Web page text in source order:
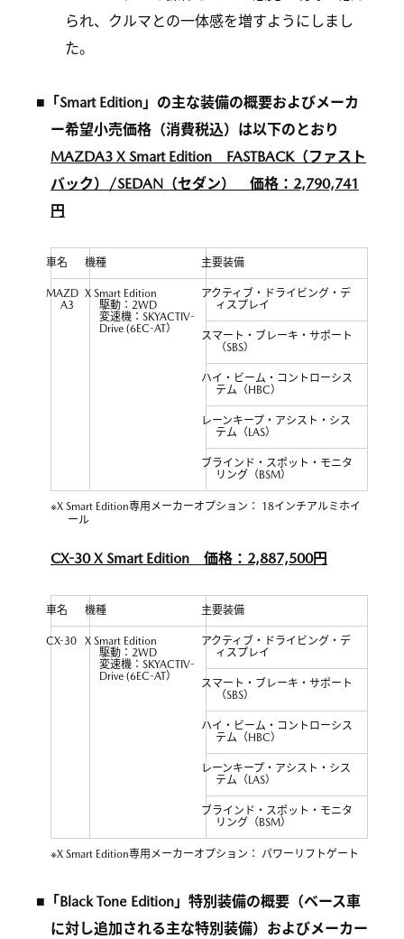
られ、クルマとの一体感を増すようにしまし
た。
■「Smart Edition」の主な装備の概要およびメーカ
ー希望小売価格（消費税込）は以下のとおり
MAZDA3 X Smart Edition FASTBACK（ファスト
バック）/SEDAN（セダン） 価格：2,790,741
円
車名 機種 主要装備
MAZD
A3
X Smart Edition
駆動：2WD
変速機：SKYACTIV-
Drive (6EC-AT）
アクティブ・ドライビング・デ
ィスプレイ
スマート・ブレーキ・サポート
（SBS）
ハイ・ビーム・コントローシス
テム（HBC）
レーンキープ・アシスト・シス
テム（LAS）
ブラインド・スポット・モニタ
リング（BSM）
※X Smart Edition専用メーカーオプション： 18インチアルミホイ
ール
CX-30 X Smart Edition 価格：2,887,500円
車名 機種 主要装備
CX-30
X Smart Edition
駆動：2WD
変速機：SKYACTIV-
Drive (6EC-AT）
アクティブ・ドライビング・デ
ィスプレイ
スマート・ブレーキ・サポート
（SBS）
ハイ・ビーム・コントローシス
テム（HBC）
レーンキープ・アシスト・シス
テム（LAS）
ブラインド・スポット・モニタ
リング（BSM）
※X Smart Edition専用メーカーオプション： パワーリフトゲート
■「Black Tone Edition」特別装備の概要（ベース車
に対し追加される主な特別装備）およびメーカー